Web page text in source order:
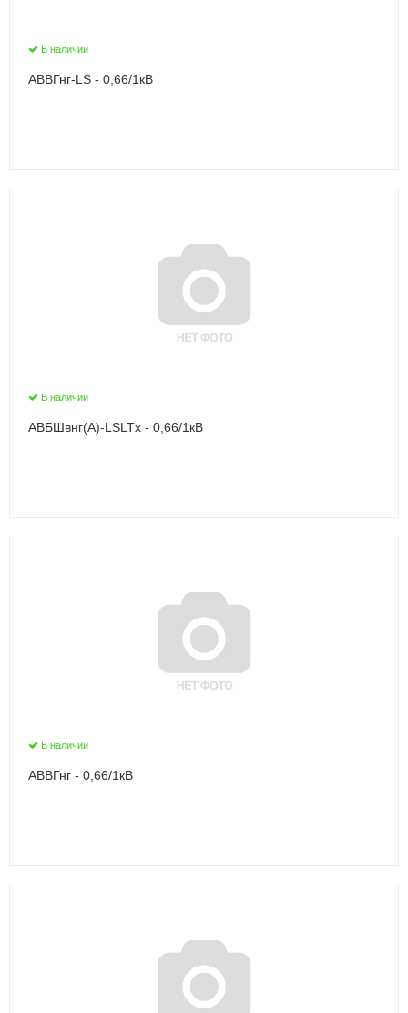
В наличии
АВВГнг-LS - 0,66/1кВ
В наличии
АВБШвнг(А)-LSLTx - 0,66/1кВ
В наличии
АВВГнг - 0,66/1кВ